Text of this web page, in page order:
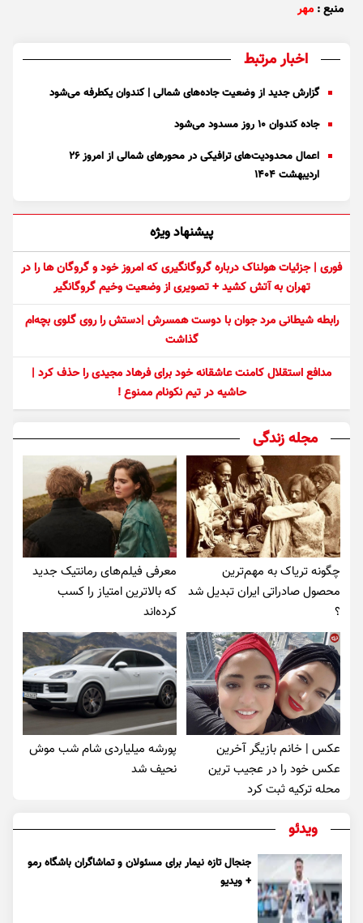
منبع : مهر
اخبار مرتبط
گزارش جدید از وضعیت جاده‌های شمالی | کندوان یکطرفه می‌شود
جاده کندوان ۱۰ روز مسدود می‌شود
اعمال محدودیت‌های ترافیکی در محور‌های شمالی از امروز ۲۶
اردیبهشت ۱۴۰۴
پیشنهاد ویژه
فوری | جزئیات هولناک درباره گروگانگیری که امروز خود و گروگان ها را در
تهران به آتش کشید + تصویری از وضعیت وخیم گروگانگیر
رابطه شیطانی مرد جوان با دوست همسرش |دستش را روی گلوی بچه‌ام
گذاشت
مدافع استقلال کامنت عاشقانه خود برای فرهاد مجیدی را حذف کرد |
حاشیه در تیم نکونام ممنوع !
مجله زندگی
چگونه تریاک به مهم‌ترین
محصول صادراتی ایران تبدیل شد
؟
معرفی فیلم‌های رمانتیک جدید
که بالاترین امتیاز را کسب
کرده‌اند
عکس | خانم بازیگر آخرین
عکس خود را در عجیب ترین
محله ترکیه ثبت کرد
پورشه میلیاردی شام شب موش‌
نحیف شد
ویدئو
جنجال تازه نیمار برای مسئولان و تماشاگران باشگاه رمو
+ ویدیو